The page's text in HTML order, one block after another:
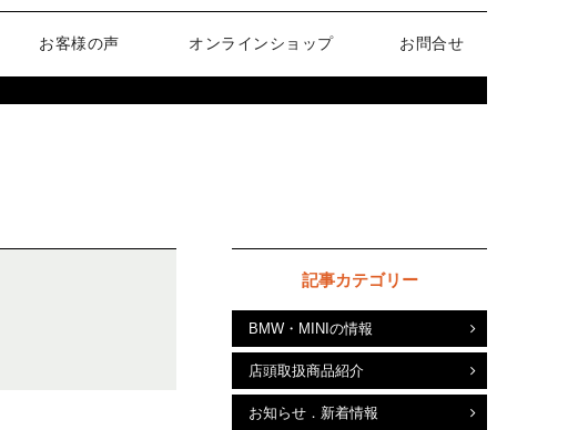
お客様の声 オンラインショップ お問合せ
記事カテゴリー
BMW・MINIの情報
店頭取扱商品紹介
お知らせ．新着情報